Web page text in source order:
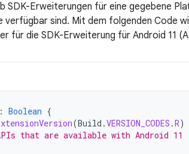
SDK-Erweiterungen für eine gegebene
verfügbar sind. Mit dem folgenden Code
für die SDK-Erweiterung für Android 11
Boolean {
(Build .VERSION_CODES .R)
that are available with Android